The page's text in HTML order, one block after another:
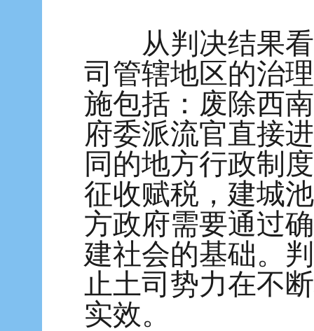
从判决结果看
司管辖地区的治
施包括：废除西
府委派流官直接
同的地方行政制
征收赋税，建城
方政府需要通过
建社会的基础。
止土司势力在不
实效。